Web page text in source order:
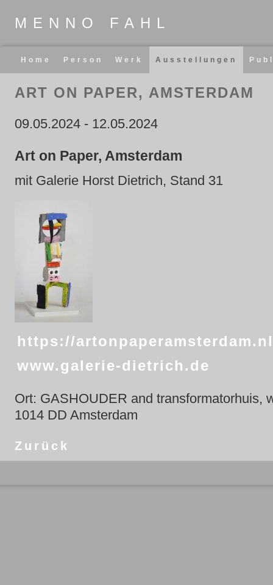
MENNO FAHL
Navigation
überspringen
Home Person Werk Ausstellungen
ART ON PAPER, AMSTERDAM
09.05.2024 - 12.05.2024
Art on Paper, Amsterdam
mit Galerie Horst Dietrich, Stand 31
https://
www.galerie-dietrich.de
Ort: GASHOUDER and transformatorhuis,
1014 DD Amsterdam
Zurück